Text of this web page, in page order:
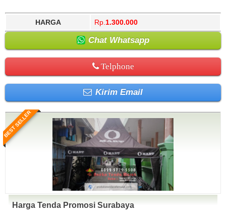
HARGA Rp. 1.300.000
Chat Whatsapp
Telphone
Kirim Email
BEST SELLER
Harga Tenda Promosi Surabaya